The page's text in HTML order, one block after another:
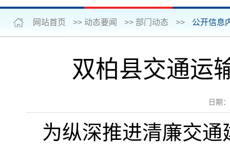
网站首页 >> 动态要闻 >> 部门动态 >> 公开信息
双柏县交通运
日期
为纵深推进清廉交